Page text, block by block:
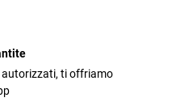
ti offriamo